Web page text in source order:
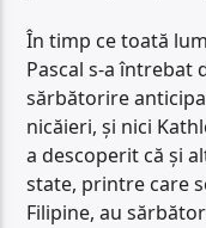
În timp ce toată
Pascal s-a întrebat
sărbătorire
nicăieri, și nici
a descoperit că și
state, printre care
Filipine, au